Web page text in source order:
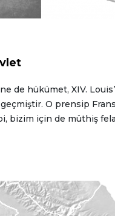
de hükümet, XIV.
O prensip
bizim için de müthiş